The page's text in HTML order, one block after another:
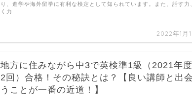
2022年1月
り、進学や海外留学に有利な検定として知られています。また、話す力
く力 …
地方に住みながら中3で英検準1級（2021年
2回）合格！その秘訣とは？【良い講師と出会
うことが一番の近道！】